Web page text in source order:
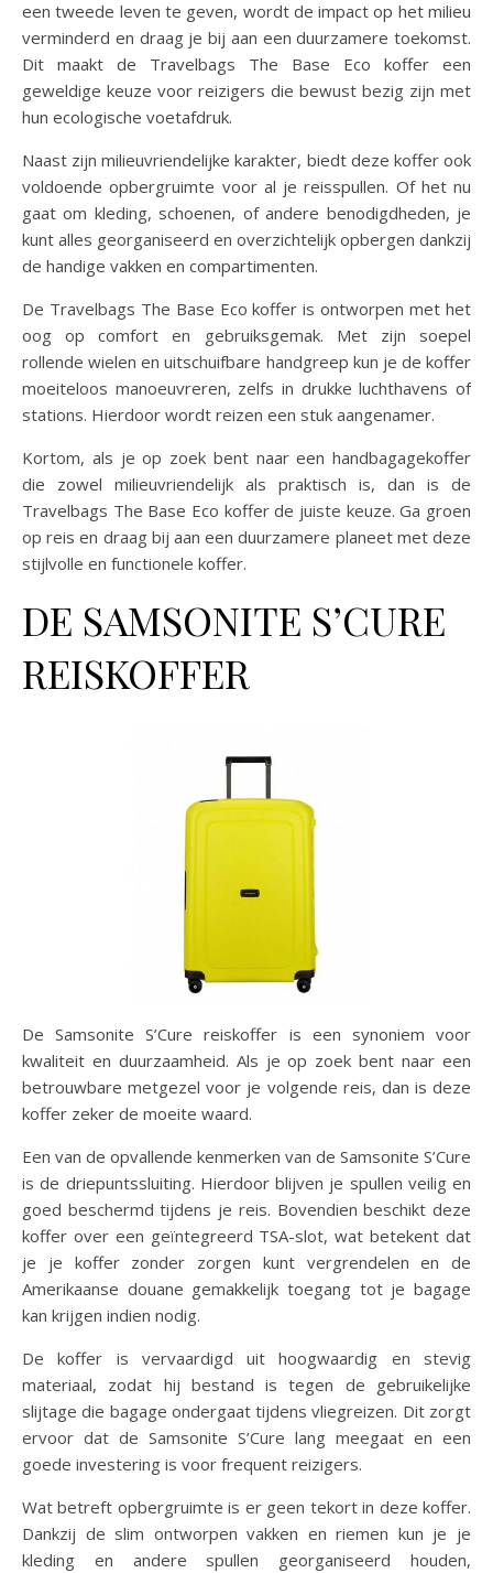
een tweede leven te geven, wordt de impact op het milieu
verminderd en draag je bij aan een duurzamere toekomst.
Dit maakt de Travelbags The Base Eco koffer een
geweldige keuze voor reizigers die bewust bezig zijn met
hun ecologische voetafdruk.
Naast zijn milieuvriendelijke karakter, biedt deze koffer ook
voldoende opbergruimte voor al je reisspullen. Of het nu
gaat om kleding, schoenen, of andere benodigdheden, je
kunt alles georganiseerd en overzichtelijk opbergen dankzij
de handige vakken en compartimenten.
De Travelbags The Base Eco koffer is ontworpen met het
oog op comfort en gebruiksgemak. Met zijn soepel
rollende wielen en uitschuifbare handgreep kun je de koffer
moeiteloos manoeuvreren, zelfs in drukke luchthavens of
stations. Hierdoor wordt reizen een stuk aangenamer.
Kortom, als je op zoek bent naar een handbagagekoffer
die zowel milieuvriendelijk als praktisch is, dan is de
Travelbags The Base Eco koffer de juiste keuze. Ga groen
op reis en draag bij aan een duurzamere planeet met deze
stijlvolle en functionele koffer.
DE SAMSONITE S’CURE
REISKOFFER
De Samsonite S’Cure reiskoffer is een synoniem voor
kwaliteit en duurzaamheid. Als je op zoek bent naar een
betrouwbare metgezel voor je volgende reis, dan is deze
koffer zeker de moeite waard.
Een van de opvallende kenmerken van de Samsonite S’Cure
is de driepuntssluiting. Hierdoor blijven je spullen veilig en
goed beschermd tijdens je reis. Bovendien beschikt deze
koffer over een geïntegreerd TSA-slot, wat betekent dat
je je koffer zonder zorgen kunt vergrendelen en de
Amerikaanse douane gemakkelijk toegang tot je bagage
kan krijgen indien nodig.
De koffer is vervaardigd uit hoogwaardig en stevig
materiaal, zodat hij bestand is tegen de gebruikelijke
slijtage die bagage ondergaat tijdens vliegreizen. Dit zorgt
ervoor dat de Samsonite S’Cure lang meegaat en een
goede investering is voor frequent reizigers.
Wat betreft opbergruimte is er geen tekort in deze koffer.
Dankzij de slim ontworpen vakken en riemen kun je je
kleding en andere spullen georganiseerd houden,